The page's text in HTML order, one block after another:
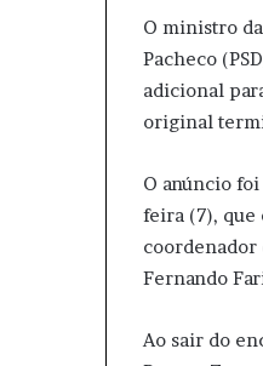
O ministro
Pacheco
adicional
original
O anúncio
feira (7), que
coordenador
Fernando
Ao sair do